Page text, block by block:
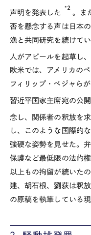
声明を発表した
*2
。ま
否を懸念する声は日本
漁と共同研究を続けて
人がアピールを起草し
欧米では、アメリカの
フィリップ・ベジャら
習近平国家主席宛の公
念し、関係者の釈放を
し、このような国際的
強硬な姿勢を見せた。
保護など最低限の法的
以上もの拘留が続いた
建、胡石根、劉荻は釈
の原稿を執筆している